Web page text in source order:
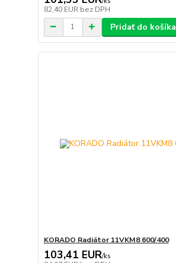
82,40 EUR bez DPH
Pridať do košíka
KORADO Radiátor 11VKM8 600/400
103,41 EUR/ks